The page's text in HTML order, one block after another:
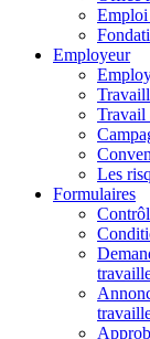
Emploi
Employeur
Travail
Les
Formulaires